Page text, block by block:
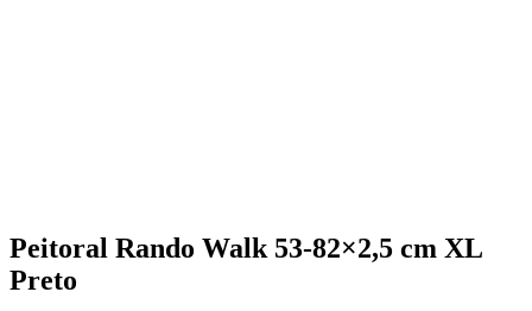
Peitoral Rando Walk 53-82×2,5 cm XL
Preto